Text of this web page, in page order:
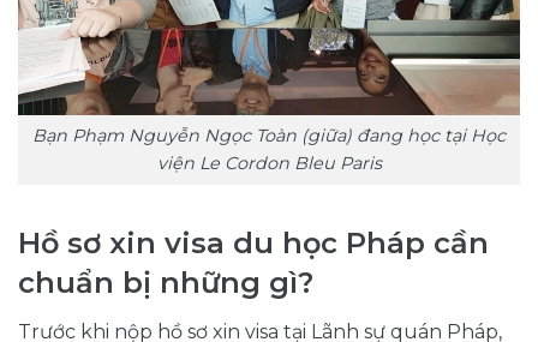
Bạn Phạm Nguyễn Ngọc Toàn (giữa) đang học tại Học
viện Le Cordon Bleu Paris
Hồ sơ xin visa du học Pháp cần
chuẩn bị những gì?
Trước khi nộp hồ sơ xin visa tại Lãnh sự quán Pháp,